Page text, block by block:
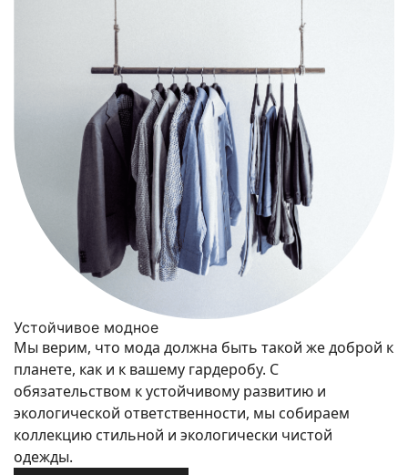
Устойчивое модное
Мы верим, что мода должна быть такой же доброй к
планете, как и к вашему гардеробу. С
обязательством к устойчивому развитию и
экологической ответственности, мы собираем
коллекцию стильной и экологически чистой
одежды.